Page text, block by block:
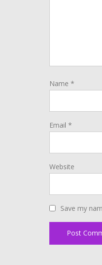
Name *
Email *
Website
Save my